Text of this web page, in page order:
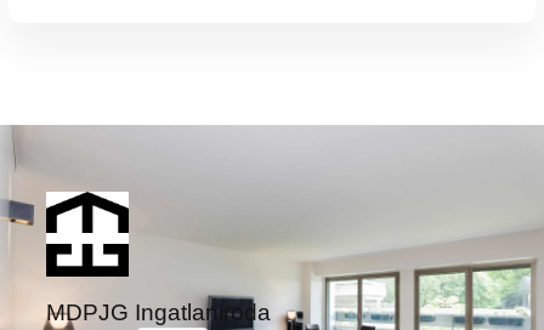
MDPJG Ingatlaniroda